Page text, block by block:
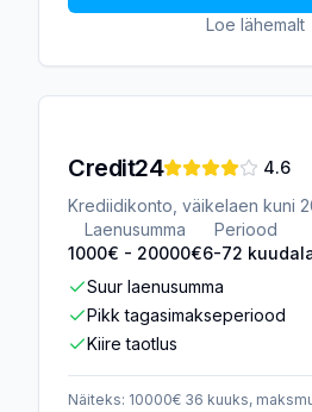
Loe lähemalt
Credit24
4.6
Krediidikonto, väikelaen kuni
Laenusumma
1000€ - 20000€
Periood
6-72 kuud
Suur laenusumma
Pikk tagasimakseperiood
Kiire taotlus
Näiteks: 10000€ 36 kuuks,